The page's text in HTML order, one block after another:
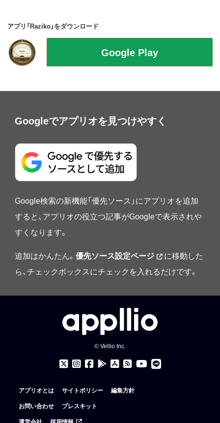
アプリ「Raziko」をダウンロード
Googleでアプリオを見つけやすく
Google検索の新機能「優先ソース」にアプリオを追加
すると、アプリオの役立つ記事がGoogleで表示されや
すくなります。
追加はかんたん。 優先ソース設定ページ
に移動した
ら、チェックボックスにチェックを入れるだけです。
© Vellio Inc.
アプリオとは サイトポリシー 編集方針
お問い合わせ プレスキット